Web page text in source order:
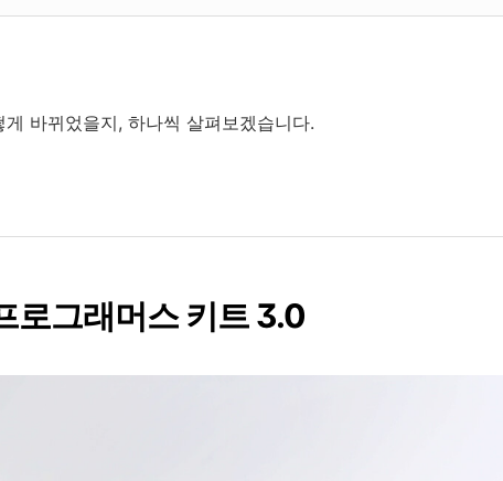
바뀌었을지, 하나씩 살펴보겠습니다.
로그래머스 키트 3.0